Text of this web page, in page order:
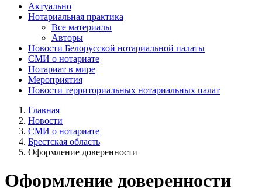
Актуально
Нотариальная практика
Все материалы
Авторы
Новости Белорусской нотариальной палаты
СМИ о нотариате
Нотариат в мире
Мероприятия
Новости территориальных нотариальных палат
Главная
Новости
СМИ о нотариате
Брестская область
Оформление доверенности
Оформление доверенности